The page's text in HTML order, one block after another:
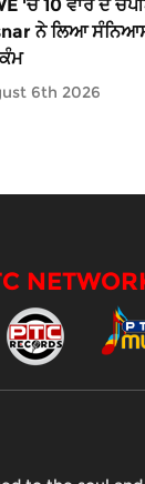
'ਚ 10 ਵਾਰ ਦੇ
ਨੇ ਲਿਆ
6th 2026